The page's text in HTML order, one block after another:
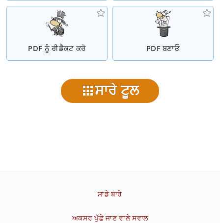
PDF ਨੂੰ ਰੀਡੈਕਟ ਕਰੋ PDF ਬਣਾਓ
ਸਾਰੇ ਟੂਲ
ਸਾਡੇ ਬਾਰੇ
ਅਕਸਰ ਪੁੱਛੇ ਜਾਣ ਵਾਲੇ ਸਵਾਲ